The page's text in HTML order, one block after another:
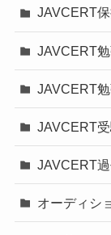
JAVCERT
JAVCERT
JAVCERT
JAVCERT
JAVCERT
オーディシ